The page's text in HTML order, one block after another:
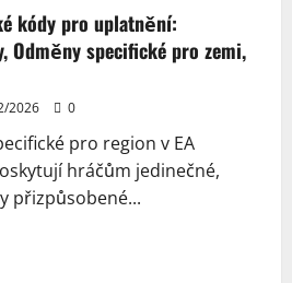
kódy pro uplatnění:
Odměny specifické pro zemi,
2026 0
pro region v EA
hráčům jedinečné,
přizpůsobené...